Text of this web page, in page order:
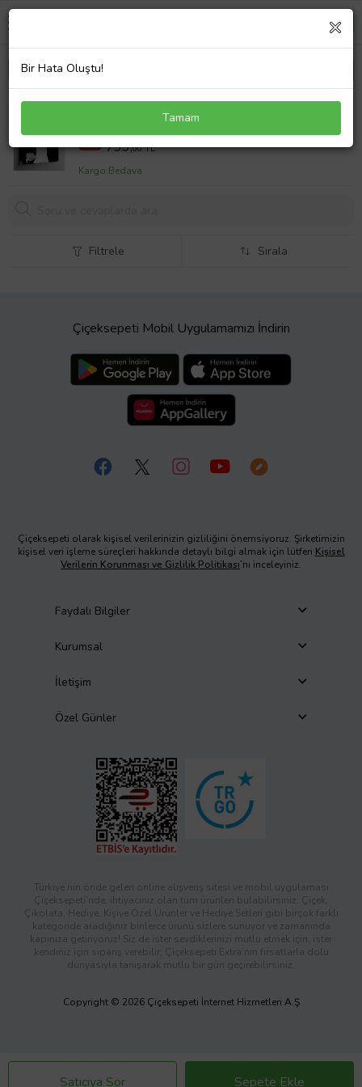
Kanvas Tablo Mustafa Kemal Atatürk
%20 1000,00 TL
799,00 TL
Kargo Bedava
Satıcıya Sor Sepete Ekle
Filtrele Sırala
Çiçeksepeti Mobil Uygulamamızı İndirin
Çiçeksepeti olarak kişisel verilerinizin gizliliğini önemsiyoruz. Şirketimizin
kişisel veri işleme süreçleri hakkında detaylı bilgi almak için lütfen Kişisel
Verilerin Korunması ve Gizlilik Politikası’nı inceleyiniz.
Faydalı Bilgiler
Kurumsal
İletişim
Özel Günler
Türkiye’nin önde gelen online alışveriş sitesi ve mobil uygulaması
Çiçeksepeti’nde, ihtiyacınız olan tüm ürünleri bulabilirsiniz. Çiçek,
Çikolata, Hediye, Kişiye Özel Ürünler ve Hediye Setleri gibi birçok farklı
kategoride aradığınız binlerce ürünü sizlere sunuyor ve zamanında
kapınıza getiriyoruz! Siz de ister sevdiklerinizi mutlu etmek için, ister
kendiniz için sipariş verebilir; Çiçeksepeti Extra’nın fırsatlarla dolu
dünyasıyla tanışarak mutlu bir gün geçirebilirsiniz.
Copyright © 2026 Çiçeksepeti İnternet Hizmetleri A.Ş
Bir Hata Oluştu!
Tamam